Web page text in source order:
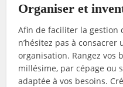
Organiser et
Afin de faciliter la gestion
n’hésitez pas à
organisation. Rangez vos
millésime, par cépage ou
adaptée à vos besoins.